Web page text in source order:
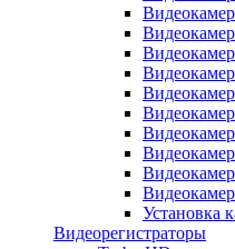
Установка
Видеорегистраторы